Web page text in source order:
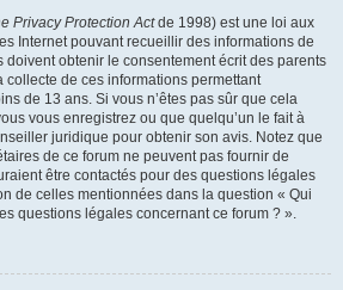
Privacy Protection Actde 1998) est une loi aux
Internet pouvant recueillir des informations de
doivent obtenir le consentement écrit des parents
collecte de ces informations permettant
de 13 ans. Si vous n’êtes pas sûr que cela
vous enregistrez ou que quelqu’un le fait à
juridique pour obtenir son avis. Notez que
de ce forum ne peuvent pas fournir de
être contactés pour des questions légales
de celles mentionnées dans la question « Qui
questions légales concernant ce forum ? ».